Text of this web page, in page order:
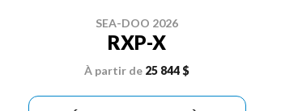
SEA-DOO 2026
RXP-X
À partir de 25 844 $